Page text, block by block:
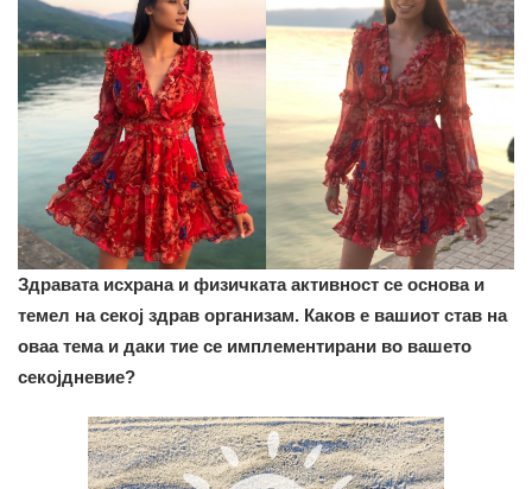
Здравата исхрана и физичката активност се основа и
темел на секој здрав организам. Каков е вашиот став на
оваа тема и даки тие се имплементирани во вашето
секојдневие?